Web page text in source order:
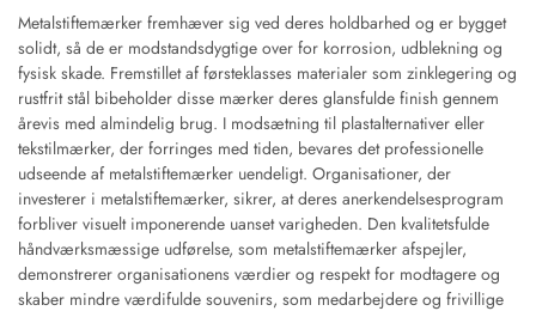
Metalstiftemærker fremhæver sig ved deres holdbarhed og er bygget
solidt, så de er modstandsdygtige over for korrosion, udblekning og
fysisk skade. Fremstillet af førsteklasses materialer som zinklegering og
rustfrit stål bibeholder disse mærker deres glansfulde finish gennem
årevis med almindelig brug. I modsætning til plastalternativer eller
tekstilmærker, der forringes med tiden, bevares det professionelle
udseende af metalstiftemærker uendeligt. Organisationer, der
investerer i metalstiftemærker, sikrer, at deres anerkendelsesprogram
forbliver visuelt imponerende uanset varigheden. Den kvalitetsfulde
håndværksmæssige udførelse, som metalstiftemærker afspejler,
demonstrerer organisationens værdier og respekt for modtagere og
skaber mindre værdifulde souvenirs, som medarbejdere og frivillige